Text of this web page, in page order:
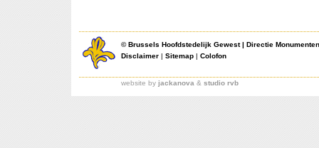
©Brussels Hoofdstedelijk Gewest| Directie
Disclaimer | Sitemap | Colofon
website by jackanova & studio rvb